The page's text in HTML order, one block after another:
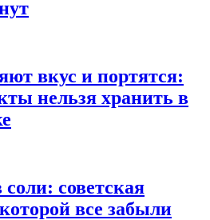
вкус и портятся:
нельзя хранить в
советская
все забыли